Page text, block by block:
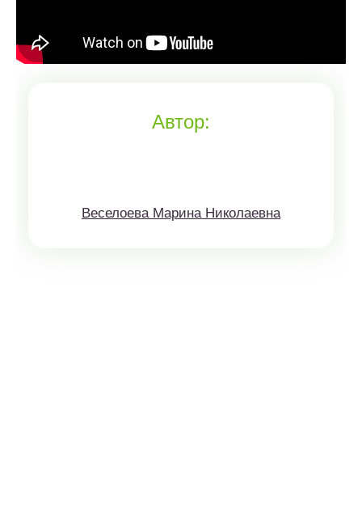
Автор:
Веселоева Марина Николаевна